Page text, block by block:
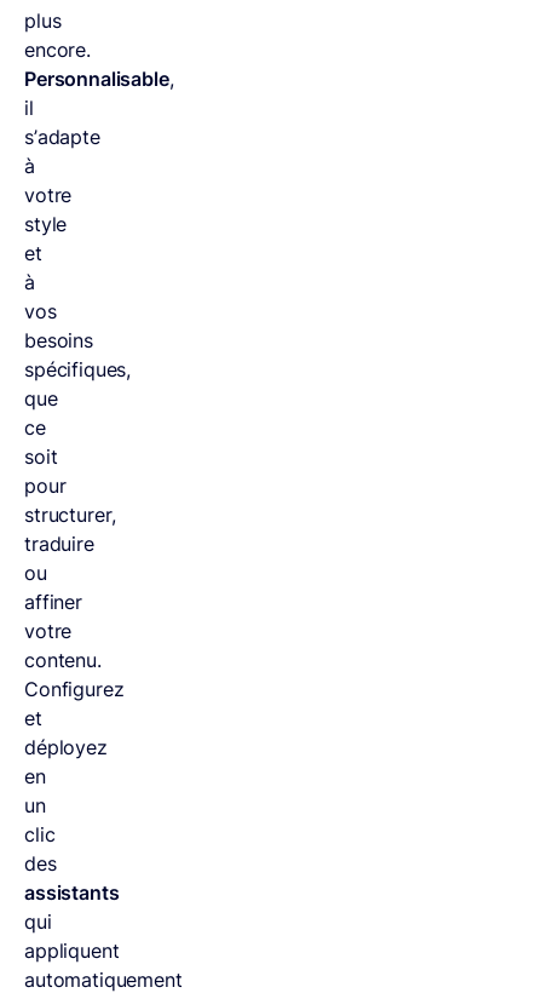
plus
encore.
Personnalisable,
il
s’adapte
à
votre
style
et
à
vos
besoins
spécifiques,
que
ce
soit
pour
structurer,
traduire
ou
affiner
votre
contenu.
Configurez
et
déployez
en
un
clic
des
assistants
qui
appliquent
automatiquement